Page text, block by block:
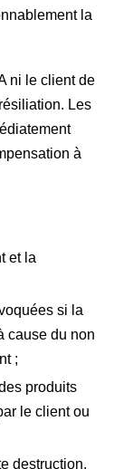
la
ni le client de
Les
à
et la
si la
cause du non
;
produits
le client ou
destruction.